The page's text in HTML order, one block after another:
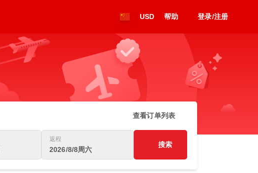
USD 帮助 登录/注册
查看订单列表
返程
2026/8/8周六
搜索